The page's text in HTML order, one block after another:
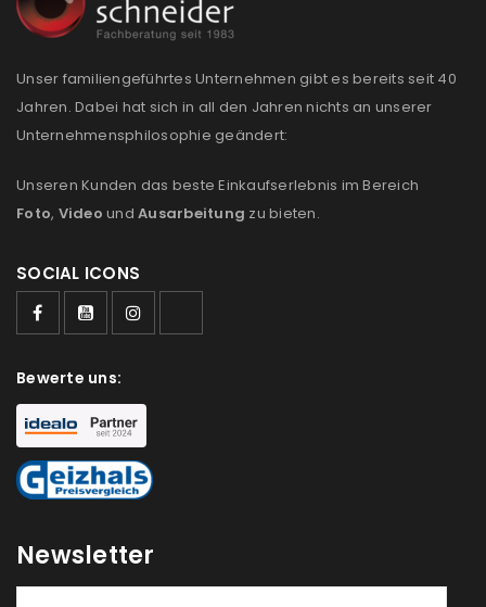
Unser familiengeführtes Unternehmen gibt es bereits seit 40
Jahren. Dabei hat sich in all den Jahren nichts an unserer
Unternehmensphilosophie geändert:
Unseren Kunden das beste Einkaufserlebnis im Bereich
Foto, Video und Ausarbeitung zu bieten.
SOCIAL ICONS
Bewerte uns:
Newsletter